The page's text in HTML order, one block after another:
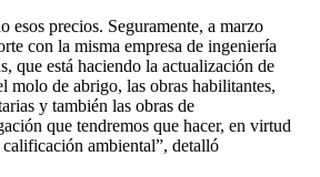
esos precios. Seguramente, a marzo
con la misma empresa de ingeniería
que está haciendo la actualización de
molo de abrigo, las obras habilitantes,
y también las obras de
que tendremos que hacer, en virtud
ambiental”, detalló